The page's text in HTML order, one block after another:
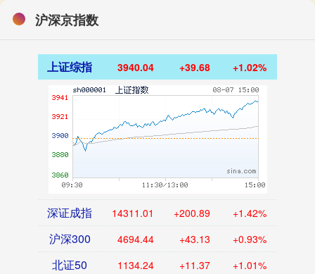
沪深京指数
上证综指 3940.04 +39.68 +1.02%
深证成指 14311.01 +200.89 +1.42%
沪深300 4694.44 +43.13 +0.93%
北证50 1134.24 +11.37 +1.01%